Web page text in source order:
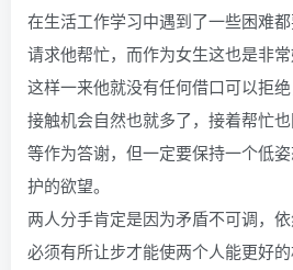
在生活工作学习中遇到了一些困难
请求他帮忙，而作为女生这也是非常
这样一来他就没有任何借口可以拒
接触机会自然也就多了，接着帮忙
等作为答谢，但一定要保持一个低
护的欲望。
两人分手肯定是因为矛盾不可调，
必须有所让步才能使两个人能更好的